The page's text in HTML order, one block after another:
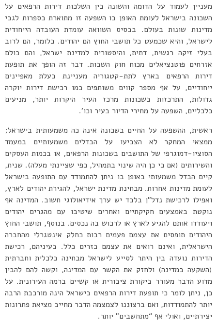
מעניין לעמוד על הדומה והשונה בין השלכות דירות הרפאים על
השכונה בישראל לעומת האופן בו השפעה זו מתוארת בספרות לגבי
מדינות שונות בעולם. בבסיס השוואה עומדת העובדה הייחודית
לישראל, והיא שכמעט כל תושבי החוץ הם יהודים. כלומר, הם לרוב
בעלי זיקה רגשית, דתית, והיסטורית למדינת ישראל, והם כולם
אזרחים פוטנציאלים מכוח חוק השבות. דבר זה הופך את תופעת
דירות הרפאים בארץ לתת-קטגוריה מעניינת בעלת מאפיינים
ייחודיים, על אף מספר קווים משותפים כמו רכישת דירות יוקרה
גדולות, התרכזות בשכונות מרכז העיר היקרות יותר, מניעים
כלכליים, השפעה על מחירי הדיור בעיר וכו’.
ראשית, ההשפעה על החיים בשכונה אינה כה משמעותית בישראל;
ממצאי המחקר לא הצביעו על הבדלים משמעותיים במעמד
הסוציו-דמוגרפי של התושבים בשכונות הרפאים, או בכמות העסקים
והשירותים (אם כי כן היה שינוי בתמהיל, כפי שציינתי מעלה). שנית,
קיים הבדל משמעותי באופן בו ניתן להתמודד עם התופעה בישראל
לעומת מדינות אחרות. מבחינת מדינת ישראל, להגירת יהודים לארץ,
ואפילו לרכישת נדל”ן בלבד יש ערך אידיאולוגי חשוב. המדינה אף
נוקטת באמצעים חקיקתיים ואחרים שיטיבו עם מהגרים יהודים
ויעודדו אותם להגיע לארץ או לרכוש בה נכסים. בנוסף, תושבי החוץ
היהודים תופסים את עצמם פעמים רבות כחלק אינטגרלי מהחברה
הישראלית, ואינם רואים את עצמם כזרים כלל. בעיניהם, רכישת
הדירות נועדה בין היתר לסייע לישראל מבחינה כלכלית וחברתית
(השקעה במדינה) ולחזק את הקשר עם המדינה, וקשה להם להבין
מדוע הדבר מעורר ביקורת ציבורית או קשיים ברמה העירונית. על
כן, ניתן לומר כי תופעת דירות הרפאים בישראל הינה מורכבת הרבה
יותר להתמודדות, ואם ברצוננו לצמצמה הדבר מחייב מציאת פתרונות
יצירתיים, ואולי אף “מתחשבים” יותר.